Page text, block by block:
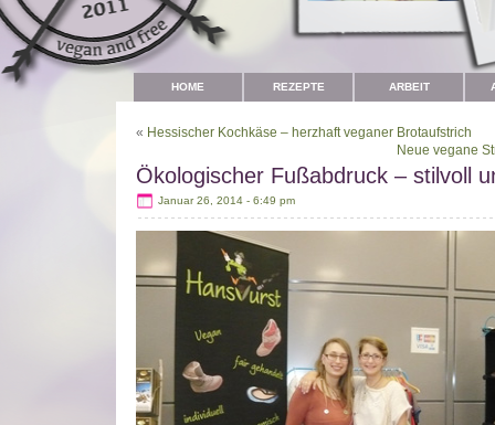
HOME REZEPTE ARBEIT
« Hessischer Kochkäse – herzhaft veganer Brotaufstrich
Neue vegane
Ökologischer Fußabdruck – stilvoll
Januar 26, 2014 - 6:49 pm